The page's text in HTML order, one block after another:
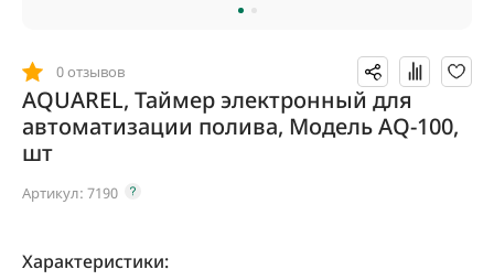
0 отзывов
AQUAREL, Таймер электронный для
автоматизации полива, Модель AQ-100,
шт
Артикул: 7190
Характеристики: